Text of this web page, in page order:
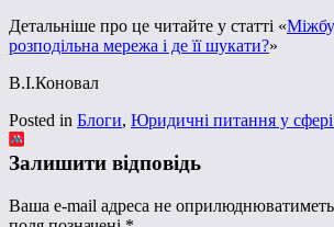
Детальніше про це читайте у статті «
розподільна мережа і де її шукати?»
В.І.Коновал
Posted in Блоги, Юридичні питання у
Залишити відповідь
Ваша e-mail адреса не